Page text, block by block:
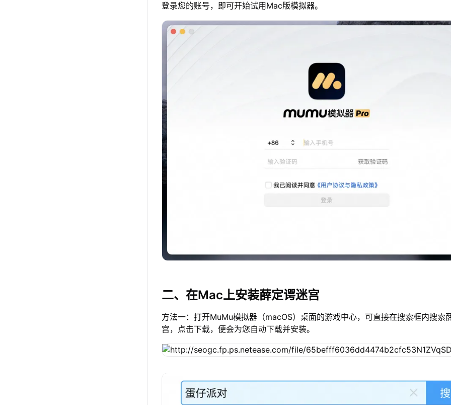
登录您的账号，即可开始试用Mac版模拟器。
二、在Mac上安装薛定谔迷宫
方法一：打开MuMu模拟器（macOS）桌面的游戏中心，可直接在搜索框内搜索
宫，点击下载，便会为您自动下载并安装。